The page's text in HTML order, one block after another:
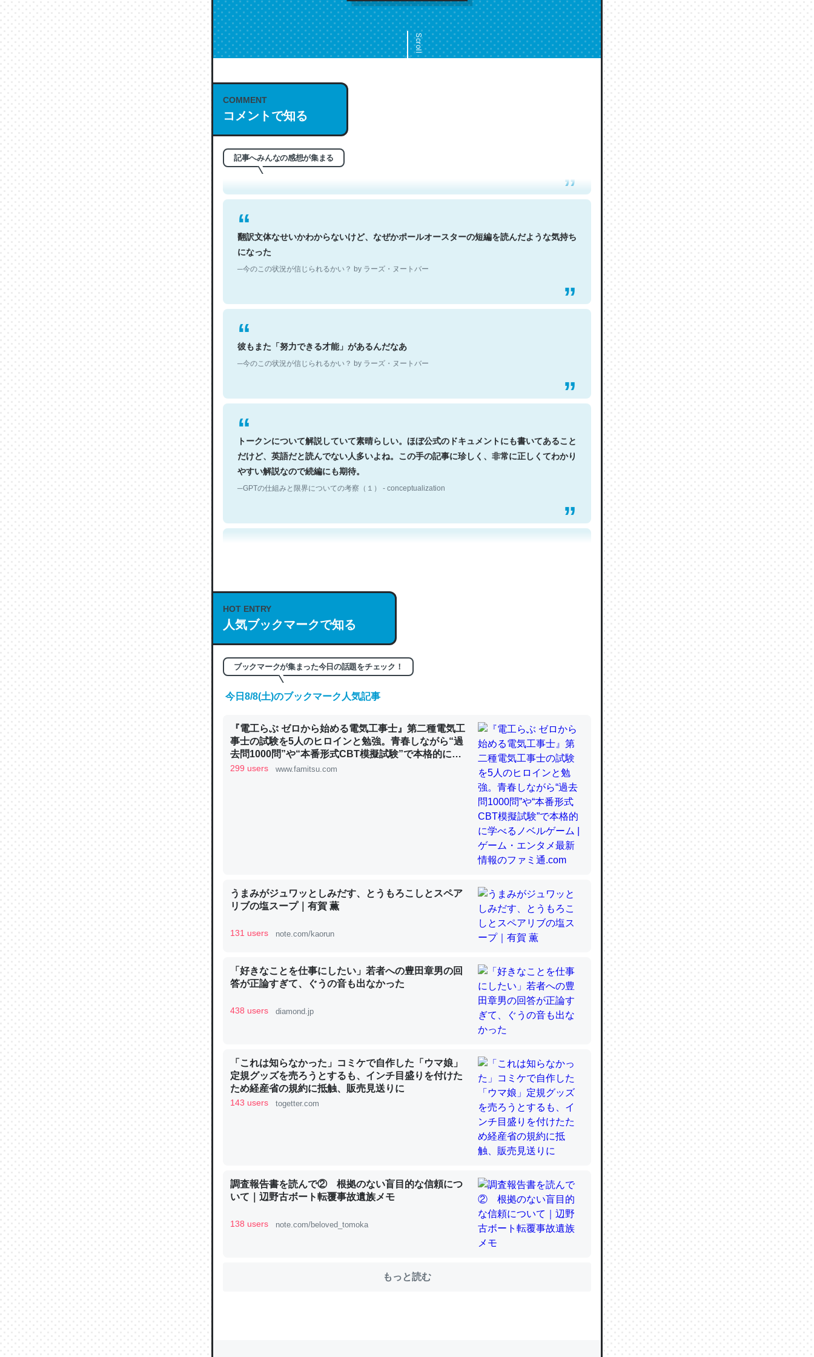
Scroll
COMMENT
コメントで知る
記事へみんなの感想が集まる
これは名文。彼はとてもクレバーなんだろうなと凄く思う。英語少しでも読める人は原文
もお勧め。自分はこの流れ好き。Let’s Fucking Go. Then Covid hit. Shit.
翻訳文体なせいかわからないけど、なぜかポールオースターの短編を読んだような気持ち
になった
─今のこの状況が信じられるかい？ by ラーズ・ヌートバー
彼もまた「努力できる才能」があるんだなあ
─今のこの状況が信じられるかい？ by ラーズ・ヌートバー
トークンについて解説していて素晴らしい。ほぼ公式のドキュメントにも書いてあること
だけど、英語だと読んでない人多いよね。この手の記事に珍しく、非常に正しくてわかり
やすい解説なので続編にも期待。
─GPTの仕組みと限界についての考察（１） - conceptualization
これは良記事。32768トークンだと英語小説100ページ分くらい。小説でいう「ずっと前
の伏線」は回収されないけど、短期記憶というには多い分量。進化すればするほど分かり
やすく強くなりそう
昆虫ってカルシウム少ないのか。知らんかった。調べたらコオロギのカルシウム分はエビ
─ニュース :: 【研究発表】昆虫学の大問題＝「昆虫はなぜ海にいないのか」に関する新仮説
論文では「淡水はカルシウムも酸素も不足してて両方に不利だから両方が拮抗してるので
は」とあって面白い。海にいる鋏角類（カブトガニ・ウミグモ）はカルシウムを使わずキ
─ニュース :: 【研究発表】昆虫学の大問題＝「昆虫はなぜ海にいないのか」に関する新仮説
これを元に考えるとカルシウムを大量に使う脊椎動物と貝類は苦労してるんだな…。腹足
ウチもEchoを実家に置いて４年。でたまに覗いてる。ぼちぼちRingも置こうかと画策
中。あと、Googleマップで位置情報を共有してる。電池残量や充電中かが分かるのでこ
─たまにLINEするくらいだった遠方の父67歳と僕。ITツール導入でコミュニケーションが劇的に変化し
た｜tayorini by LIFULL介護
きる。一生で親と会える残り時間を日数にすると1週間とかの人が多いそうだけど、それ
HOT ENTRY
人気ブックマークで知る
ブックマークが集まった今日の話題をチェック！
今日8/8(土)のブックマーク人気記事
『電工らぶ ゼロから始める電気工事士』第二種電気工
事士の試験を5人のヒロインと勉強。青春しながら“過
去問1000問”や“本番形式CBT模擬試験”で本格的に学
べるノベルゲーム | ゲーム・エンタメ最新情報のファミ
299 users www.famitsu.com
うまみがジュワッとしみだす、とうもろこしとスペア
リブの塩スープ｜有賀 薫
131 users note.com/kaorun
「好きなことを仕事にしたい」若者への豊田章男の回
答が正論すぎて、ぐうの音も出なかった
438 users diamond.jp
「これは知らなかった」コミケで自作した「ウマ娘」
定規グッズを売ろうとするも、インチ目盛りを付けた
ため経産省の規約に抵触、販売見送りに
143 users togetter.com
調査報告書を読んで② 根拠のない盲目的な信頼につ
いて｜辺野古ボート転覆事故遺族メモ
138 users note.com/beloved_tomoka
もっと読む